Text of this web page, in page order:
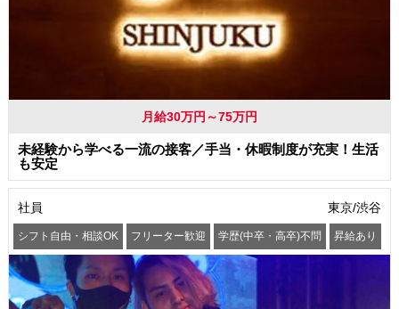
月給30万円～75万円
未経験から学べる一流の接客／手当・休暇制度が充実！生活
も安定
社員 東京/渋谷
シフト自由・相談OK フリーター歓迎 学歴(中卒・高卒)不問 昇給あり
髪型・髪色自由 服装自由 交通費支給 社員登用あり